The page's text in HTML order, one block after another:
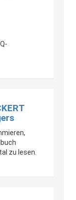
zu lesen.